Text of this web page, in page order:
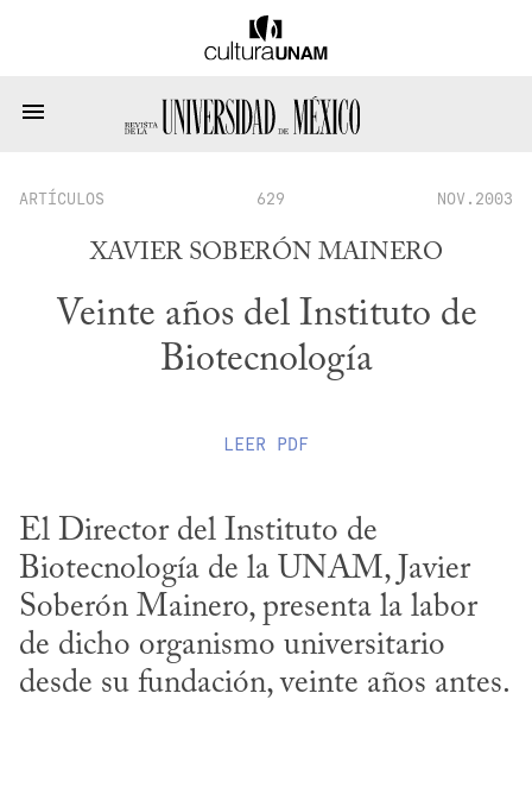
ARTÍCULOS 629 NOV.2003
XAVIER SOBERÓN MAINERO
Veinte años del Instituto de
Biotecnología
LEER PDF
El Director del Instituto de
Biotecnología de la UNAM, Javier
Soberón Mainero, presenta la labor
de dicho organismo universitario
desde su fundación, veinte años antes.